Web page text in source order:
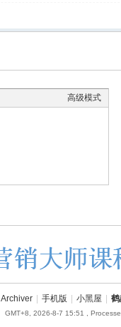
高级模式
Archiver | 手机版 | 小黑屋 |
GMT+8, 2026-8-7 15:51 ,